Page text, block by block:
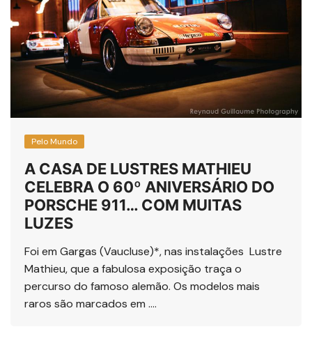
Pelo Mundo
A CASA DE LUSTRES MATHIEU
CELEBRA O 60º ANIVERSÁRIO DO
PORSCHE 911… COM MUITAS
LUZES
Foi em Gargas (Vaucluse)*, nas instalações Lustre
Mathieu, que a fabulosa exposição traça o
percurso do famoso alemão. Os modelos mais
raros são marcados em ….